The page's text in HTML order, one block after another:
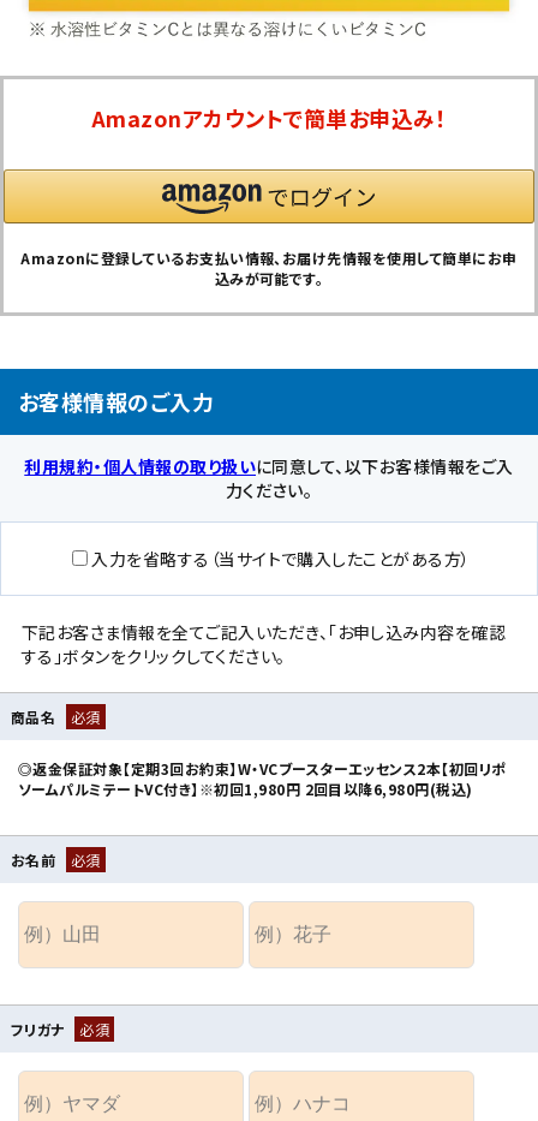
Amazonアカウントで簡単お申込み！
Amazonに登録しているお支払い情報、お届け先情報を使用して簡単にお申
込みが可能です。
お客様情報のご入力
利用規約・個人情報の取り扱いに同意して、以下お客様情報をご入
力ください。
入力を省略する（当サイトで購入したことがある方）
下記お客さま情報を全てご記入いただき、「お申し込み内容を確認
する」ボタンをクリックしてください。
商品名 必須
◎返金保証対象【定期3回お約束】W・VCブースターエッセンス2本【初回リポ
ソームパルミテートVC付き】※初回1,980円 2回目以降6,980円(税込)
お名前 必須
フリガナ 必須